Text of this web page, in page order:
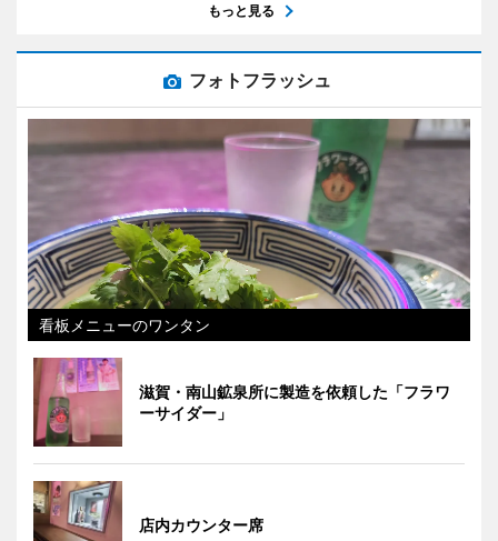
もっと見る
フォトフラッシュ
看板メニューのワンタン
滋賀・南山鉱泉所に製造を依頼した「フラワ
ーサイダー」
店内カウンター席